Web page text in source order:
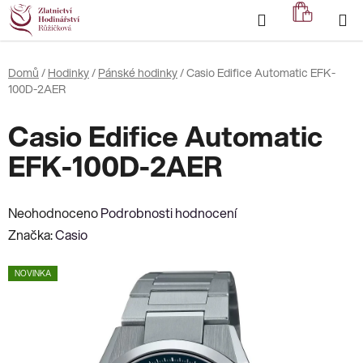
Přejít
na
obsah
Hledat
KOŠÍK
Domů / Hodinky/ Pánské hodinky/Casio Edifice Automatic EFK-
100D-2AER
Casio Edifice Automatic
EFK-100D-2AER
Průměrné
hodnocení
je
NeohodnocenoPodrobnosti hodnocení
Značka:Casio
NOVINKA